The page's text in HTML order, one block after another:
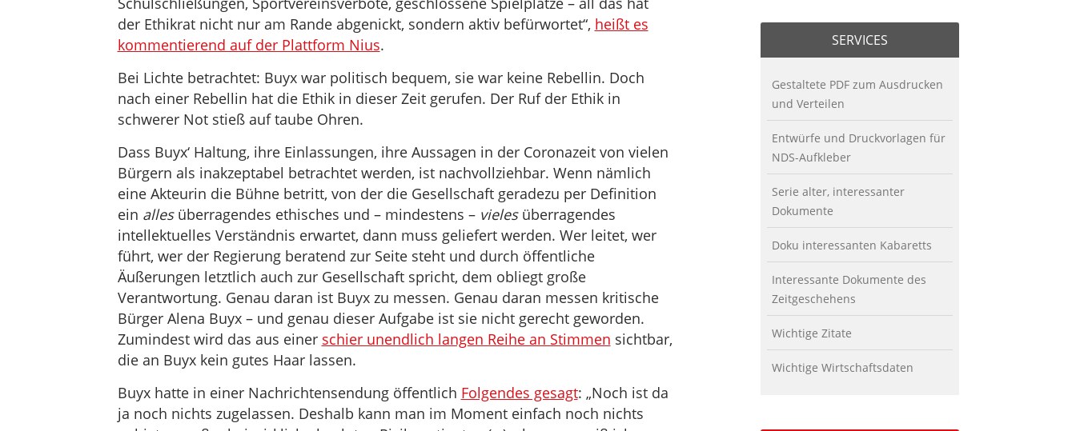
der Ethikrat nicht nur am Rande abgenickt, sondern aktiv befürwortet“, heißt es
kommentierend auf der Plattform Nius.
Bei Lichte betrachtet: Buyx war politisch bequem, sie war keine Rebellin. Doch
nach einer Rebellin hat die Ethik in dieser Zeit gerufen. Der Ruf der Ethik in
schwerer Not stieß auf taube Ohren.
Dass Buyx‘ Haltung, ihre Einlassungen, ihre Aussagen in der Coronazeit von vielen
Bürgern als inakzeptabel betrachtet werden, ist nachvollziehbar. Wenn nämlich
eine Akteurin die Bühne betritt, von der die Gesellschaft geradezu per Definition
ein allesüberragendes ethisches und – mindestens – vielesüberragendes
intellektuelles Verständnis erwartet, dann muss geliefert werden. Wer leitet, wer
führt, wer der Regierung beratend zur Seite steht und durch öffentliche
Äußerungen letztlich auch zur Gesellschaft spricht, dem obliegt große
Verantwortung. Genau daran ist Buyx zu messen. Genau daran messen kritische
Bürger Alena Buyx – und genau dieser Aufgabe ist sie nicht gerecht geworden.
Zumindest wird das aus einer schier unendlich langen Reihe an Stimmen sichtbar,
die an Buyx kein gutes Haar lassen.
Buyx hatte in einer Nachrichtensendung öffentlich Folgendes gesagt: „Noch ist da
ja noch nichts zugelassen. Deshalb kann man im Moment einfach noch nichts
SERVICES
Gestaltete PDF zum Ausdrucken
und Verteilen
Entwürfe und Druckvorlagen für
NDS-Aufkleber
Serie alter, interessanter
Dokumente
Doku interessanten Kabaretts
Interessante Dokumente des
Zeitgeschehens
Wichtige Zitate
Wichtige Wirtschaftsdaten